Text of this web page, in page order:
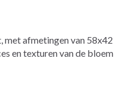
met afmetingen van 58x42
en texturen van de bloem